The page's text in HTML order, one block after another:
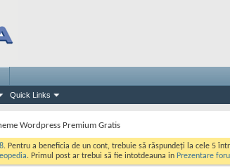
Quick Links
Wordpress Premium Gratis
. Pentru a beneficia de un cont, trebuie să răspundeți la cele 5
. Primul post ar trebui să fie intotdeauna in Prezentare